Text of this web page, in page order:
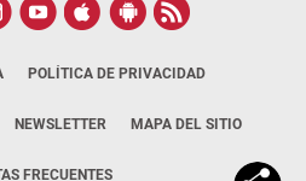
POLÍTICA DE PRIVACIDAD
NEWSLETTER MAPA DEL SITIO
FRECUENTES